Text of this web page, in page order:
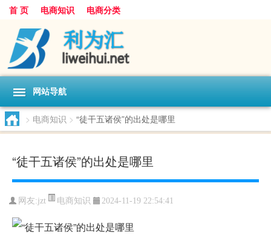
首 页 电商知识 电商分类
网站导航
> 电商知识 > “徒干五诸侯”的出处是哪里
“徒干五诸侯”的出处是哪里
网友:jzt 电商知识 2024-11-19 22:54:41